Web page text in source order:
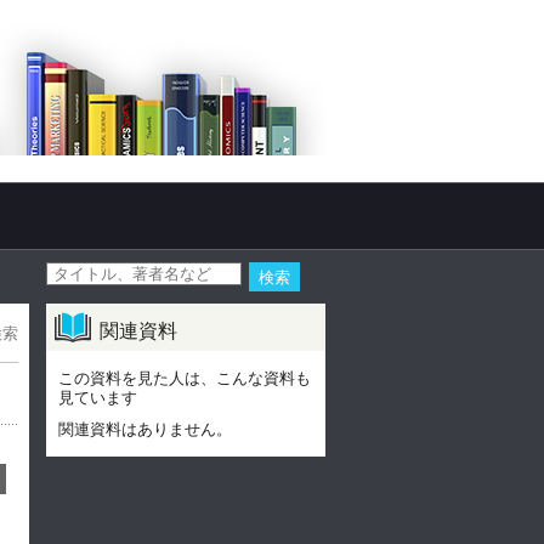
関連資料
この資料を見た人は、こんな資料も
見ています
関連資料はありません。